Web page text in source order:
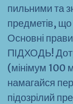
пильними та
предметів, що
Основні
ПІДХОДЬ!
(мінімум 100
намагайся
підозрілий